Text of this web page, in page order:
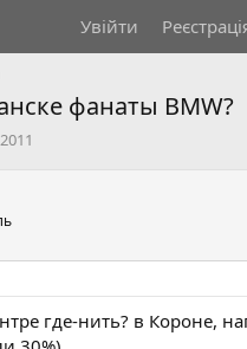
Увійти
фанаты BMW?
где-нить? в Короне,